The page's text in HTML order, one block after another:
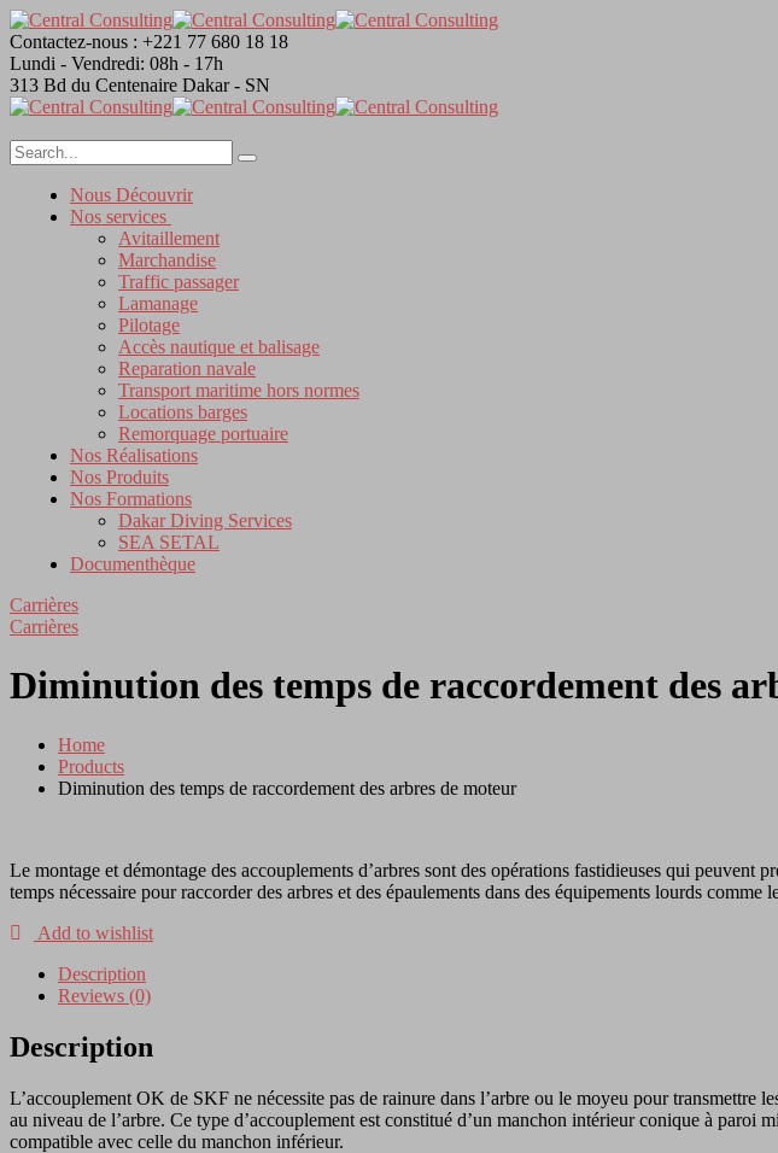
Contactez-nous : +221 77 680 18 18
Lundi - Vendredi: 08h - 17h
313 Bd du Centenaire Dakar - SN
Nous Découvrir
Nos services
Avitaillement
Marchandise
Traffic passager
Lamanage
Pilotage
Accès nautique et balisage
Reparation navale
Transport maritime hors normes
Locations barges
Remorquage portuaire
Nos Réalisations
Nos Produits
Nos Formations
Dakar Diving Services
SEA SETAL
Documenthèque
Carrières
Carrières
Diminution des temps de raccordement des
Home
Products
Diminution des temps de raccordement des arbres de moteur
Le montage et démontage des accouplements d’arbres sont des opérations fastidieuses qui
temps nécessaire pour raccorder des arbres et des épaulements dans des équipements lourds comme
Add to wishlist
Description
Reviews (0)
Description
L’accouplement OK de SKF ne nécessite pas de rainure dans l’arbre ou le moyeu pour transmettre
au niveau de l’arbre. Ce type d’accouplement est constitué d’un manchon intérieur conique à paroi
compatible avec celle du manchon inférieur.